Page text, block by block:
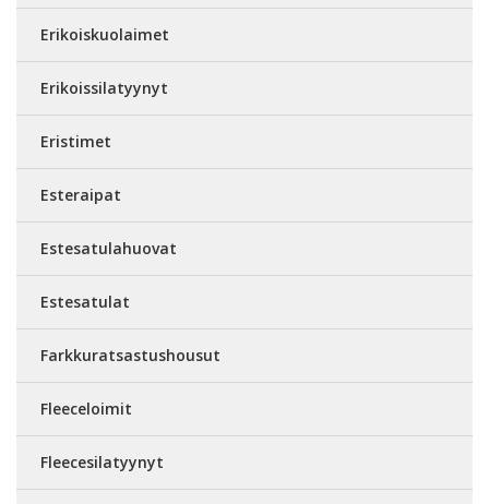
Erikoiskuolaimet
Erikoissilatyynyt
Eristimet
Esteraipat
Estesatulahuovat
Estesatulat
Farkkuratsastushousut
Fleeceloimit
Fleecesilatyynyt